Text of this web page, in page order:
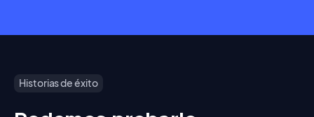
Historias de éxito